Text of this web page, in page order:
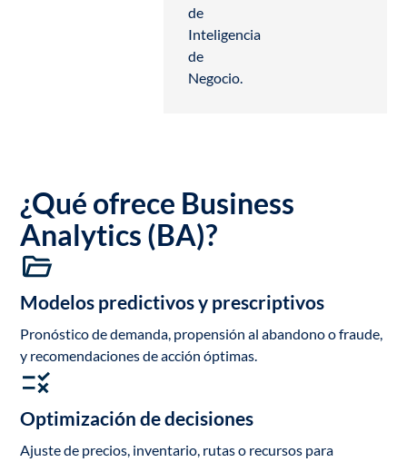
de
Inteligencia
de
Negocio.
¿Qué ofrece Business
Analytics (BA)?
Modelos predictivos y prescriptivos
Pronóstico de demanda, propensión al abandono o fraude,
y recomendaciones de acción óptimas.
Optimización de decisiones
Ajuste de precios, inventario, rutas o recursos para